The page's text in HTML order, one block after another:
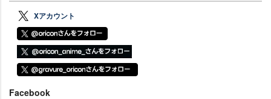
Xアカウント
Facebook